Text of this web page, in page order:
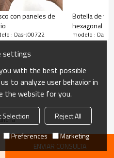
Tarro de vidrio ovalado
reutilizable de boca ancha de
100 ml para conservas, caviar
Das-J00722
vaso
61 * 55 * 69 mm
con paneles de
: Das-J00722
Botella de
hexagonal
modelo : Das-
ENVIAR CONSULTA
settings
with the best possible
to analyze user behavior in
the website for you.
Selection
Reject All
Preferences Marketing